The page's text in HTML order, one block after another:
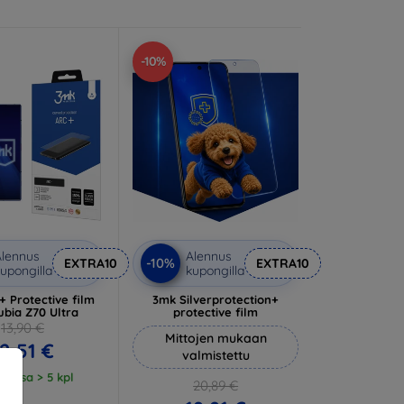
EXTRA10
Protective film
Z70 Ultra
13,90 €
€
> 5 kpl
-10%
-10%
Alennus
kupongilla
EXTRA10
3mk Silverprotection+
protective film
Mittojen mukaan
valmistettu
20,89 €